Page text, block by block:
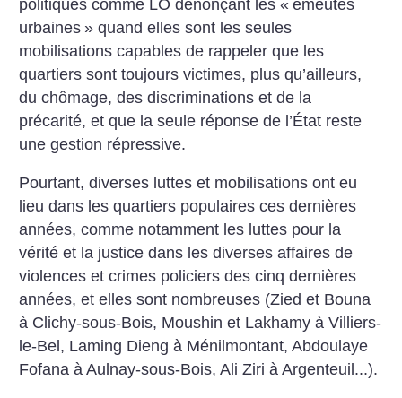
politiques comme LO dénonçant les « émeutes
urbaines » quand elles sont les seules
mobilisations capables de rappeler que les
quartiers sont toujours victimes, plus qu’ailleurs,
du chômage, des discriminations et de la
précarité, et que la seule réponse de l’État reste
une gestion répressive.
Pourtant, diverses luttes et mobilisations ont eu
lieu dans les quartiers populaires ces dernières
années, comme notamment les luttes pour la
vérité et la justice dans les diverses affaires de
violences et crimes policiers des cinq dernières
années, et elles sont nombreuses (Zied et Bouna
à Clichy-sous-Bois, Moushin et Lakhamy à Villiers-
le-Bel, Laming Dieng à Ménilmontant, Abdoulaye
Fofana à Aulnay-sous-Bois, Ali Ziri à Argenteuil...).